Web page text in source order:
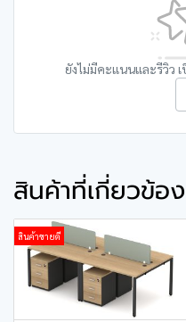
ยังไม่มีคะแนนและรีวิว
สินค้าที่เกี่ยวข้อง
สินค้าขายดี